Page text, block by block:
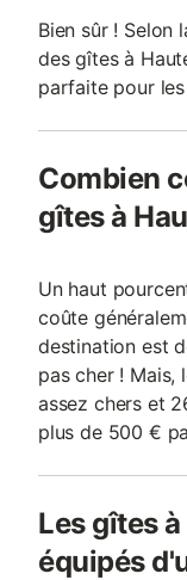
Bien sûr ! Selon
des gîtes à
parfaite pour
Combien
gîtes à
Un haut
coûte
destination est
pas cher ! Mais,
assez chers et
plus de 500 €
Les gîtes
équipés